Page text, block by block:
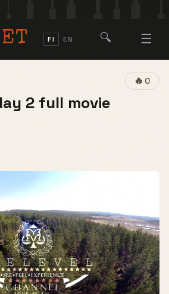
FI EN 🔍 ☰
🔥 0
2 full movie